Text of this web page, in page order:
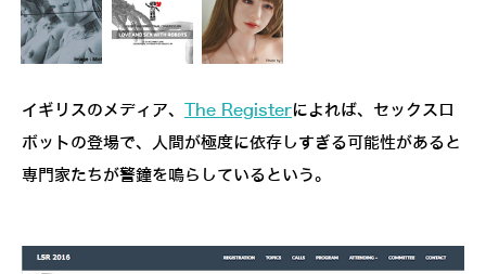
イギリスのメディア、 The Registerによれば、セックスロ
ボットの登場で、人間が極度に依存しすぎる可能性があると
専門家たちが警鐘を鳴らしているという。